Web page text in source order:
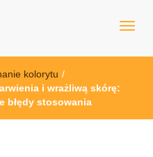
kolorytu /
i wrażliwą skórę:
błędy stosowania